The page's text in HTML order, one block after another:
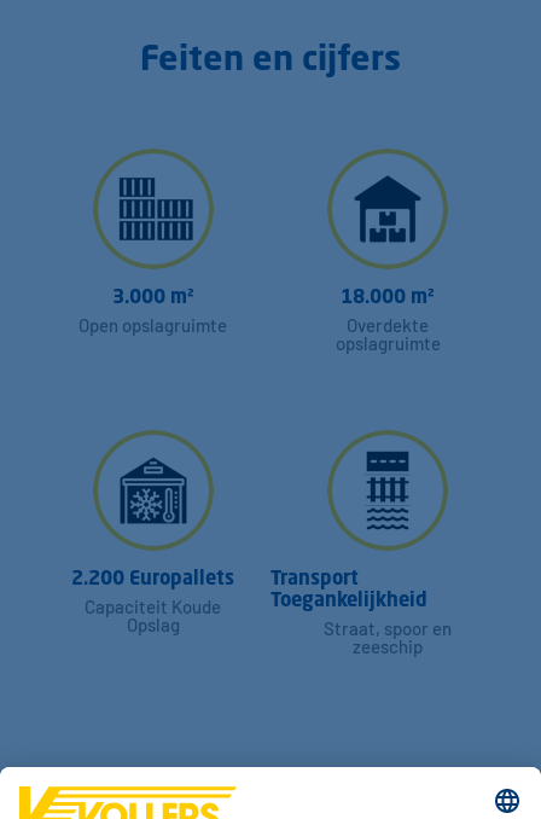
Feiten en cijfers
3.000 m²
Open opslagruimte
18.000 m²
Overdekte
opslagruimte
2.200 Europallets
Capaciteit Koude
Opslag
Transport
Toegankelijkheid
Straat, spoor en
zeeschip